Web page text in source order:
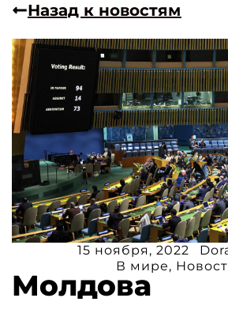
Назад к новостям
15 ноября, 2022
В мире,
Молдова